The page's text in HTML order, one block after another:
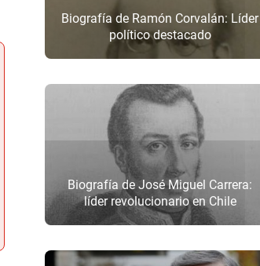
Biografía de Ramón Corvalán: Líder
político destacado
Biografía de José Miguel Carrera:
líder revolucionario en Chile